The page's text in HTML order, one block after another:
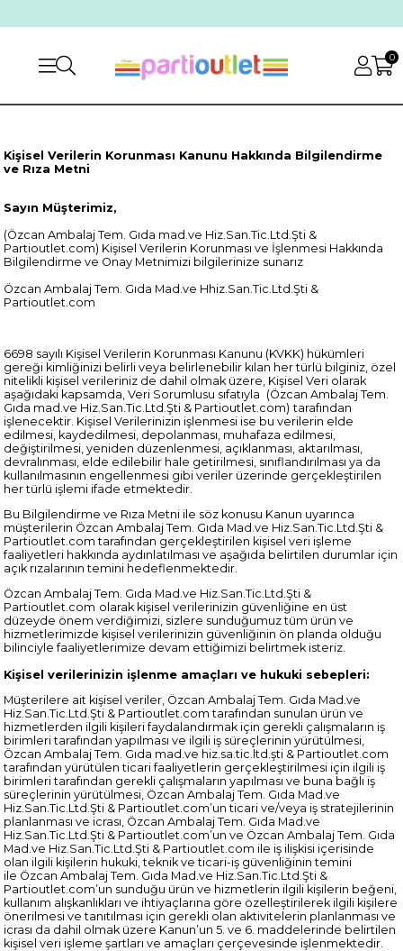
0
Kişisel Verilerin Korunması Kanunu Hakkında Bilgilendirme
ve Rıza Metni
Sayın Müşterimiz,
(Özcan Ambalaj Tem. Gıda mad.ve Hiz.San.Tic.Ltd.Şti &
Partioutlet.com) Kişisel Verilerin Korunması ve İşlenmesi Hakkında
Bilgilendirme ve Onay Metnimizi bilgilerinize sunarız
Özcan Ambalaj Tem. Gıda Mad.ve Hhiz.San.Tic.Ltd.Şti &
Partioutlet.com
6698 sayılı Kişisel Verilerin Korunması Kanunu (KVKK) hükümleri
gereği kimliğinizi belirli veya belirlenebilir kılan her türlü bilginiz, özel
nitelikli kişisel verileriniz de dahil olmak üzere, Kişisel Veri olarak
aşağıdaki kapsamda, Veri Sorumlusu sıfatıyla (Özcan Ambalaj Tem.
Gıda mad.ve Hiz.San.Tic.Ltd.Şti & Partioutlet.com) tarafından
işlenecektir. Kişisel Verilerinizin işlenmesi ise bu verilerin elde
edilmesi, kaydedilmesi, depolanması, muhafaza edilmesi,
değiştirilmesi, yeniden düzenlenmesi, açıklanması, aktarılması,
devralınması, elde edilebilir hale getirilmesi, sınıflandırılması ya da
kullanılmasının engellenmesi gibi veriler üzerinde gerçekleştirilen
her türlü işlemi ifade etmektedir.
Bu Bilgilendirme ve Rıza Metni ile söz konusu Kanun uyarınca
müşterilerin Özcan Ambalaj Tem. Gıda Mad.ve Hiz.San.Tic.Ltd.Şti &
Partioutlet.com tarafından gerçekleştirilen kişisel veri işleme
faaliyetleri hakkında aydınlatılması ve aşağıda belirtilen durumlar için
açık rızalarının temini hedeflenmektedir.
Özcan Ambalaj Tem. Gıda Mad.ve Hiz.San.Tic.Ltd.Şti &
Partioutlet.com olarak kişisel verilerinizin güvenliğine en üst
düzeyde önem verdiğimizi, sizlere sunduğumuz tüm ürün ve
hizmetlerimizde kişisel verilerinizin güvenliğinin ön planda olduğu
bilinciyle faaliyetlerimize devam ettiğimizi belirtmek isteriz.
Kişisel verilerinizin işlenme amaçları ve hukuki sebepleri:
Müşterilere ait kişisel veriler, Özcan Ambalaj Tem. Gıda Mad.ve
Hiz.San.Tic.Ltd.Şti & Partioutlet.com tarafından sunulan ürün ve
hizmetlerden ilgili kişileri faydalandırmak için gerekli çalışmaların iş
birimleri tarafından yapılması ve ilgili iş süreçlerinin yürütülmesi,
Özcan Ambalaj Tem. Gıda mad.ve hiz.sa.tic.ltd.şti & Partioutlet.com
tarafından yürütülen ticari faaliyetlerin gerçekleştirilmesi için ilgili iş
birimleri tarafından gerekli çalışmaların yapılması ve buna bağlı iş
süreçlerinin yürütülmesi, Özcan Ambalaj Tem. Gıda Mad.ve
Hiz.San.Tic.Ltd.Şti & Partioutlet.com’un ticari ve/veya iş stratejilerinin
planlanması ve icrası, Özcan Ambalaj Tem. Gıda Mad.ve
Hiz.San.Tic.Ltd.Şti & Partioutlet.com’un ve Özcan Ambalaj Tem. Gıda
Mad.ve Hiz.San.Tic.Ltd.Şti & Partioutlet.com ile iş ilişkisi içerisinde
olan ilgili kişilerin hukuki, teknik ve ticari-iş güvenliğinin temini
ile Özcan Ambalaj Tem. Gıda Mad.ve Hiz.San.Tic.Ltd.Şti &
Partioutlet.com’un sunduğu ürün ve hizmetlerin ilgili kişilerin beğeni,
kullanım alışkanlıkları ve ihtiyaçlarına göre özelleştirilerek ilgili kişilere
önerilmesi ve tanıtılması için gerekli olan aktivitelerin planlanması ve
icrası da dahil olmak üzere Kanun’un 5. ve 6. maddelerinde belirtilen
kişisel veri işleme şartları ve amaçları çerçevesinde işlenmektedir.